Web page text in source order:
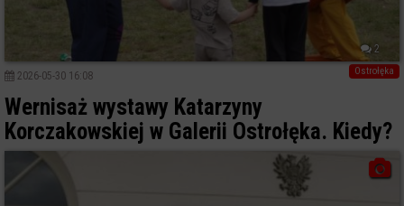
2
Ostrołęka
2026-05-30 16:08
Wernisaż wystawy Katarzyny
Korczakowskiej w Galerii Ostrołęka. Kiedy?